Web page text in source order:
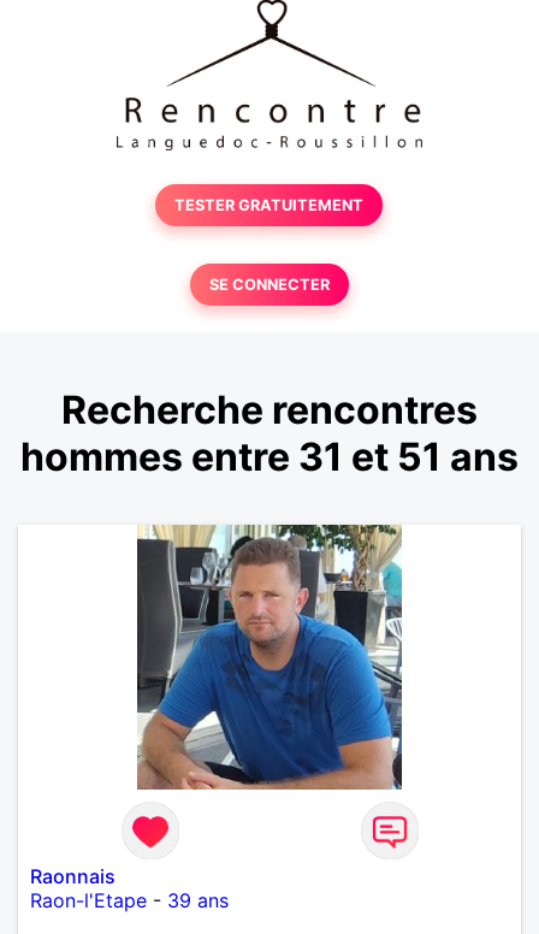
TESTER GRATUITEMENT
SE CONNECTER
Recherche rencontres
hommes entre 31 et 51 ans
Raonnais
Raon-l'Etape - 39 ans